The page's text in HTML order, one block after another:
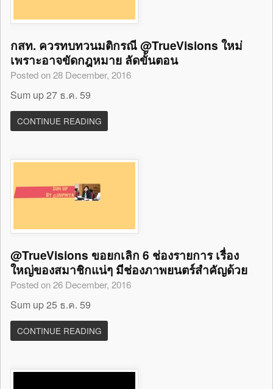
กสท. ควรทบทวนมติกรณี @TrueVisions ใหม่
เพราะอาจขัดกฎหมาย ลัดขั้นตอน
Posted on 28 December, 2016
Sum up 27 ธ.ค. 59
CONTINUE READING
@TrueVisions ขอยกเลิก 6 ช่องรายการ เรื่อง
ใหญ่ของสมาชิกแน่ๆ มีช่องภาพยนตร์สำคัญด้วย
Posted on 26 December, 2016
Sum up 25 ธ.ค. 59
CONTINUE READING